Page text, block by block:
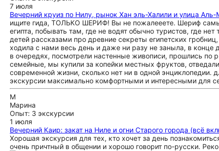
7 июля
Вечерний круиз по Нилу, рынок Хан эль-Халили и улица
ищите гида, ТОЛЬКО ШЕРИФ! Вы не пожалееете. Шериф
египта, побывать там, где не водят обычно туристов, где
детей рассказами про древние секреты египетских
ходила с нами весь день и даже ни разу не заныла, в
в очередях, посмотрели настенные живописи, прошлись
семейные, мы купили за копейки местных фруктов,
современной жизни, сколько нет ни в одной энциклопедии.
экскурсии максимально комфортными и интересными для
М
Марина
Опыт: 3 экскурсии
1 июля
Вечерний Каир: закат на Ниле и огни Старого города (всё
Хорошая экскурсия для тех, кто хочет за день
очень причтный в общении и хорошо говорит по-русски.